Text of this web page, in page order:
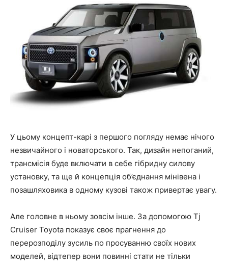
У цьому концепт-карі з першого погляду немає нічого
незвичайного і новаторського. Так, дизайн непоганий,
трансмісія буде включати в себе гібридну силову
установку, та ще й концепція об’єднання мінівена і
позашляховика в одному кузові також привертає увагу.
Але головне в ньому зовсім інше. За допомогою Tj
Cruiser Toyota показує своє прагнення до
перерозподілу зусиль по просуванню своїх нових
моделей, відтепер вони повинні стати не тільки